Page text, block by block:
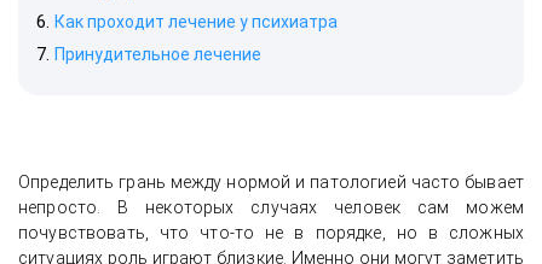
Как проходит лечение у психиатра
Принудительное лечение
Определить грань между нормой и патологией часто бывает
непросто. В некоторых случаях человек сам можем
почувствовать, что что-то не в порядке, но в сложных
ситуациях роль играют близкие. Именно они могут заметить